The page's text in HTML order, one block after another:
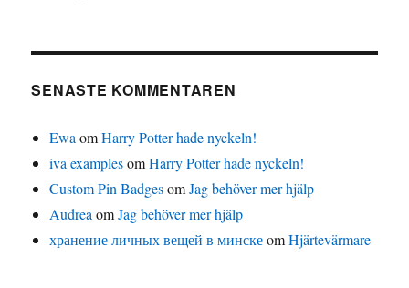
SENASTE KOMMENTAREN
Ewa omHarry Potter hade nyckeln!
iva examplesomHarry Potter hade nyckeln!
Custom Pin BadgesomJag behöver mer hjälp
Audrea omJag behöver mer hjälp
хранение личных вещей в минскеomHjärtevärmare